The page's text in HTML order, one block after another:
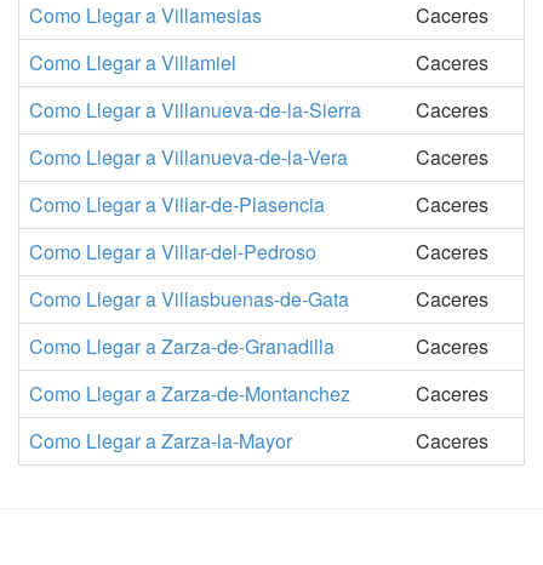
Como Llegar a Villamesias
Caceres
Como Llegar a Villamiel
Caceres
Como Llegar a Villanueva-de-la-Sierra
Caceres
Como Llegar a Villanueva-de-la-Vera
Caceres
Como Llegar a Villar-de-Plasencia
Caceres
Como Llegar a Villar-del-Pedroso
Caceres
Como Llegar a Villasbuenas-de-Gata
Caceres
Como Llegar a Zarza-de-Granadilla
Caceres
Como Llegar a Zarza-de-Montanchez
Caceres
Como Llegar a Zarza-la-Mayor
Caceres